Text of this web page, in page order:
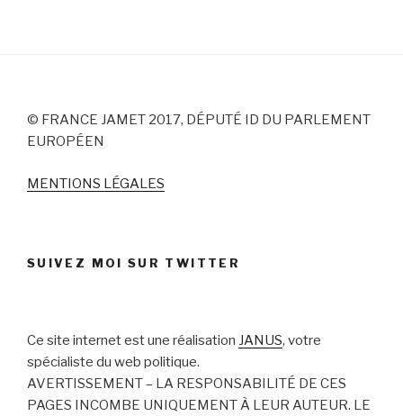
© FRANCE JAMET 2017, DÉPUTÉ ID DU PARLEMENT
EUROPÉEN
MENTIONS LÉGALES
SUIVEZ MOI SUR TWITTER
Ce site internet est une réalisation JANUS, votre
spécialiste du web politique.
AVERTISSEMENT – LA RESPONSABILITÉ DE CES
PAGES INCOMBE UNIQUEMENT À LEUR AUTEUR. LE